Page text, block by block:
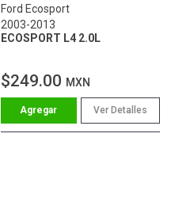
Ford Ecosport
2003-2013
ECOSPORT L4 2.0L
$249.00 MXN
Ver Detalles